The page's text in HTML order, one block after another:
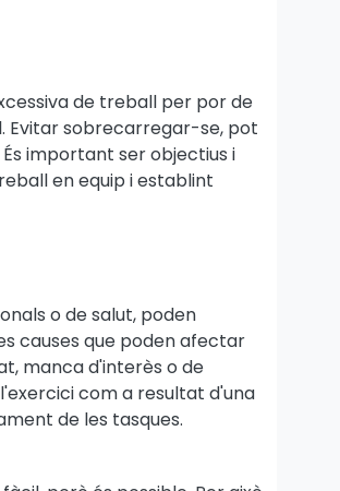
de treball per por de
Evitar sobrecarregar-se, pot
important ser objectius i
en equip i establint
o de salut, poden
causes que poden afectar
manca d'interès o de
com a resultat d'una
de les tasques.